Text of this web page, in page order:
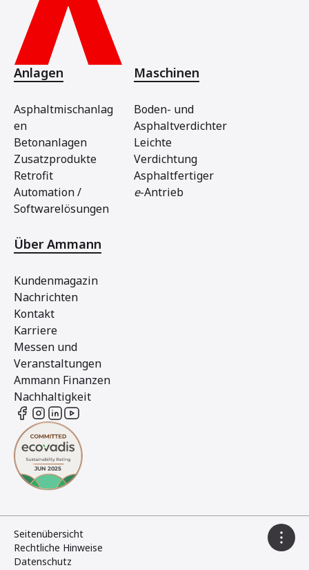
Anlagen
Asphaltmischanlag
en
Betonanlagen
Zusatzprodukte
Retrofit
Automation /
Softwarelösungen
Maschinen
Boden- und
Asphaltverdichter
Leichte
Verdichtung
Asphaltfertiger
e-Antrieb
Über Ammann
Kundenmagazin
Nachrichten
Kontakt
Karriere
Messen und
Veranstaltungen
Ammann Finanzen
Nachhaltigkeit
Seitenübersicht
Rechtliche Hinweise
Datenschutz